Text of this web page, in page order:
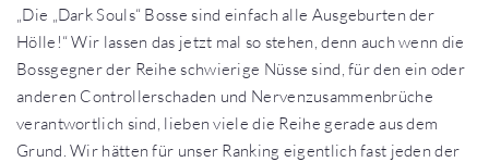
„Die „Dark Souls“ Bosse sind einfach alle Ausgeburten der
Hölle!“ Wir lassen das jetzt mal so stehen, denn auch wenn die
Bossgegner der Reihe schwierige Nüsse sind, für den ein oder
anderen Controllerschaden und Nervenzusammenbrüche
verantwortlich sind, lieben viele die Reihe gerade aus dem
Grund. Wir hätten für unser Ranking eigentlich fast jeden der